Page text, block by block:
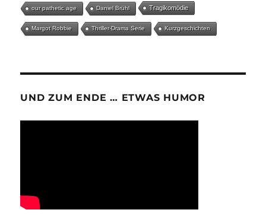
our pathetic age Daniel Brühl Tragikomödie
Margot Robbie Thriller-Drama Serie Kurzgeschichten
UND ZUM ENDE … ETWAS HUMOR